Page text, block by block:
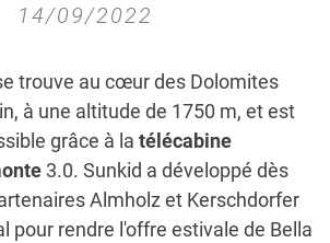
14/09/2022
trouve au cœur des Dolomites
à une altitude de 1750 m, et est
grâce à la télécabine
3.0. Sunkid a développé dès
Almholz et Kerschdorfer
pour rendre l'offre estivale de Bella